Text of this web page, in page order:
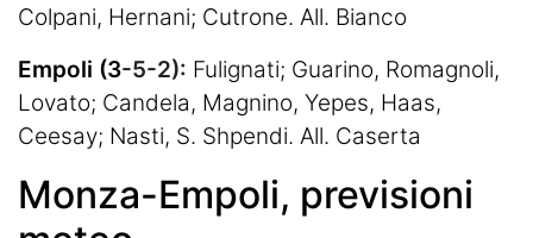
Colpani, Hernani; Cutrone. All. Bianco
Empoli (3-5-2): Fulignati; Guarino, Romagnoli,
Lovato; Candela, Magnino, Yepes, Haas,
Ceesay; Nasti, S. Shpendi. All. Caserta
Monza-Empoli, previsioni